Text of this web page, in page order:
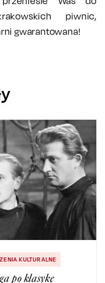
piwnic,
gwarantowana!
KULTURALNE
po klasykę